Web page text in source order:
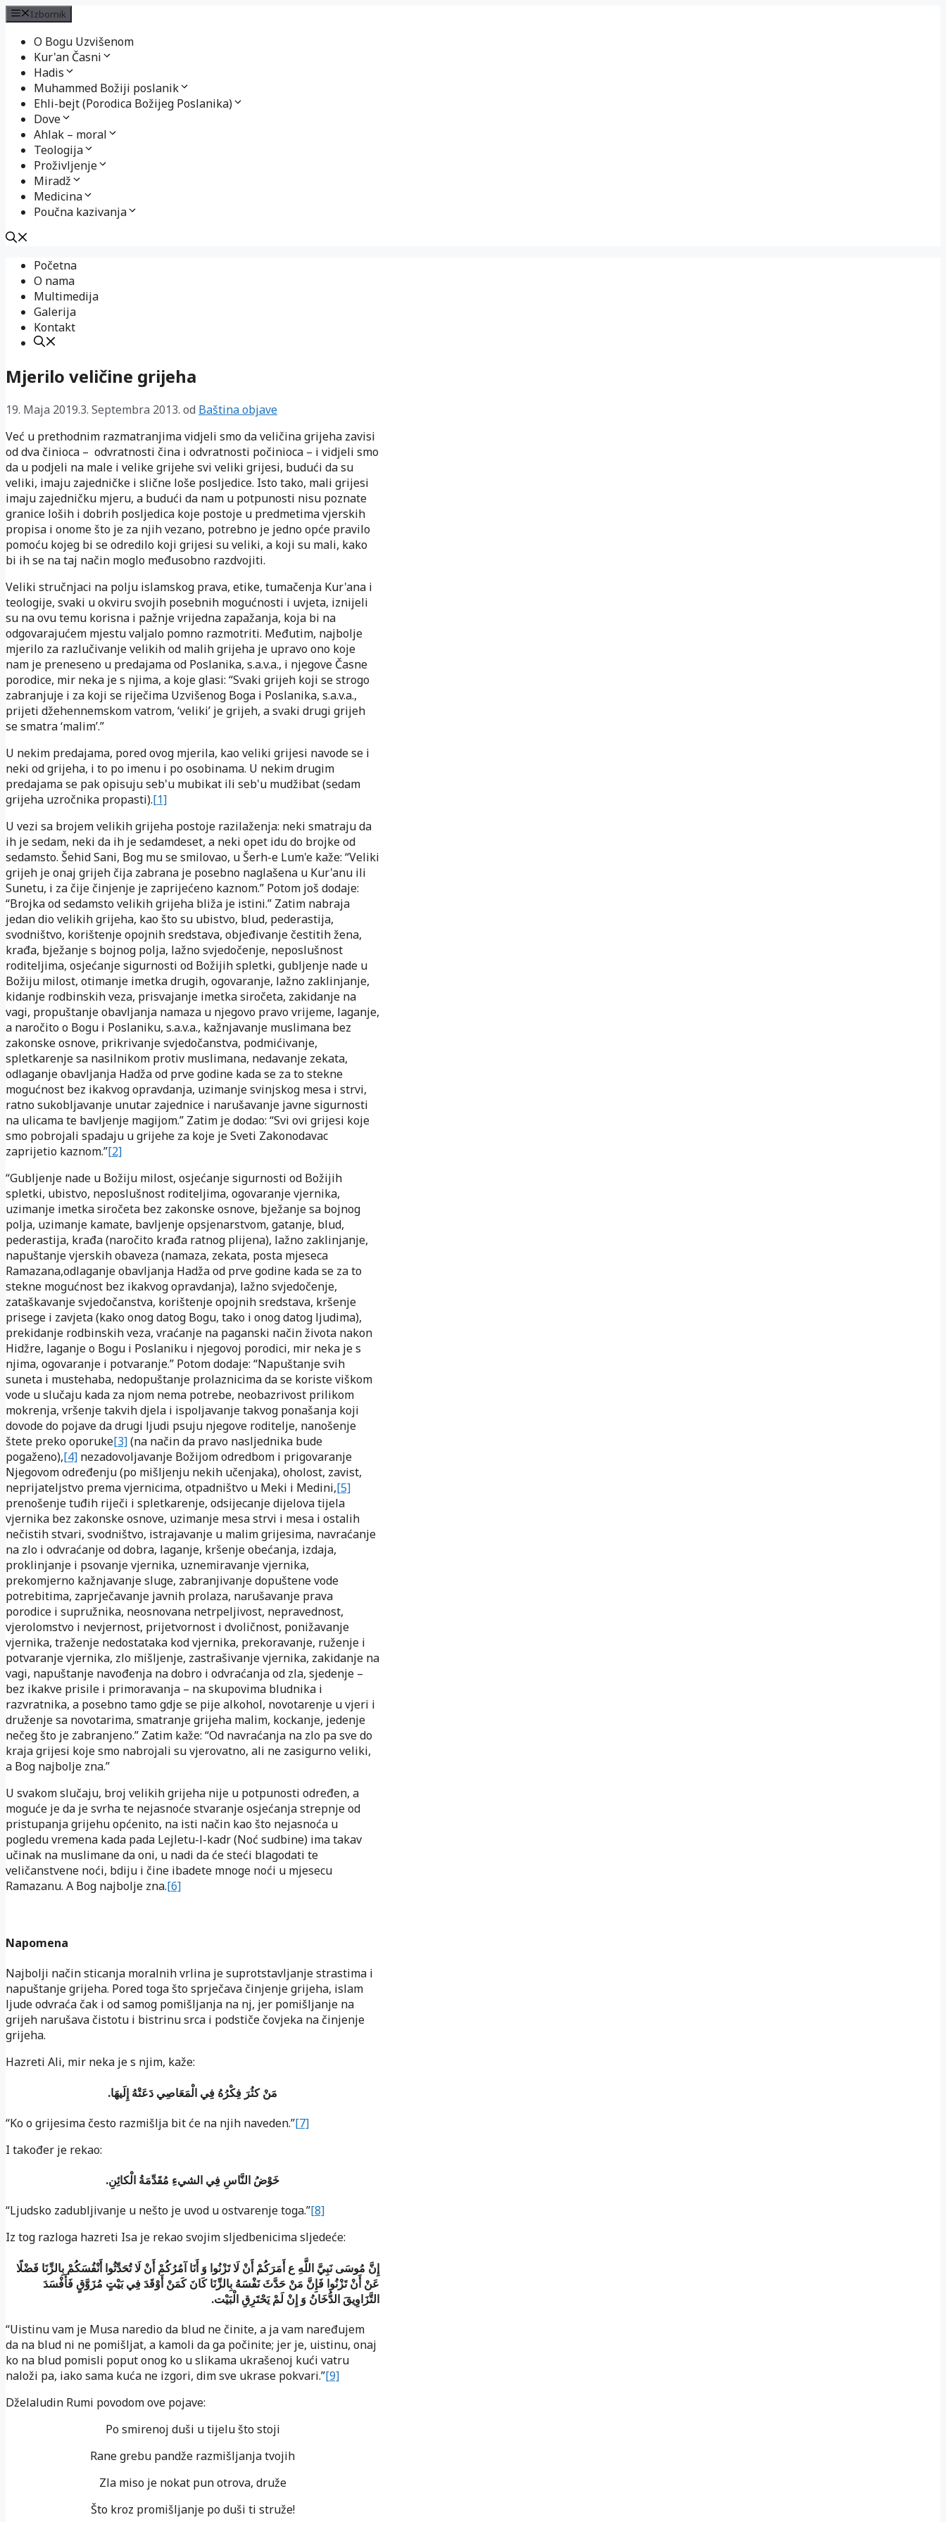
Izbornik
O Bogu Uzvišenom
Kur'an Časni
Hadis
Muhammed Božiji poslanik
Ehli-bejt (Porodica Božijeg Poslanika)
Dove
Ahlak – moral
Teologija
Proživljenje
Miradž
Medicina
Poučna kazivanja
sadržaj
Početna
O nama
Multimedija
Galerija
Kontakt
Mjerilo veličine grijeha
19. Maja 2019.3. Septembra 2013. od Baština objave
Već u prethodnim razmatranjima vidjeli smo da veličina grijeha zavisi
od dva činioca – odvratnosti čina i odvratnosti počinioca – i vidjeli smo
da u podjeli na male i velike grijehe svi veliki grijesi, budući da su
veliki, imaju zajedničke i slične loše posljedice. Isto tako, mali grijesi
imaju zajedničku mjeru, a budući da nam u potpunosti nisu poznate
granice loših i dobrih posljedica koje postoje u predmetima vjerskih
propisa i onome što je za njih vezano, potrebno je jedno opće pravilo
pomoću kojeg bi se odredilo koji grijesi su veliki, a koji su mali, kako
bi ih se na taj način moglo međusobno razdvojiti.
Veliki stručnjaci na polju islamskog prava, etike, tumačenja Kur'ana i
teologije, svaki u okviru svojih posebnih mogućnosti i uvjeta, iznijeli
su na ovu temu korisna i pažnje vrijedna zapažanja, koja bi na
odgovarajućem mjestu valjalo pomno razmotriti. Međutim, najbolje
mjerilo za razlučivanje velikih od malih grijeha je upravo ono koje
nam je preneseno u predajama od Poslanika, s.a.v.a., i njegove Časne
porodice, mir neka je s njima, a koje glasi: “Svaki grijeh koji se strogo
zabranjuje i za koji se riječima Uzvišenog Boga i Poslanika, s.a.v.a.,
prijeti džehennemskom vatrom, ‘veliki’ je grijeh, a svaki drugi grijeh
se smatra ‘malim’.”
U nekim predajama, pored ovog mjerila, kao veliki grijesi navode se i
neki od grijeha, i to po imenu i po osobinama. U nekim drugim
predajama se pak opisuju seb'u mubikat ili seb'u mudžibat (sedam
grijeha uzročnika propasti).[1]
U vezi sa brojem velikih grijeha postoje razilaženja: neki smatraju da
ih je sedam, neki da ih je sedamdeset, a neki opet idu do brojke od
sedamsto. Šehid Sani, Bog mu se smilovao, u Šerh-e Lum'e kaže: “Veliki
grijeh je onaj grijeh čija zabrana je posebno naglašena u Kur'anu ili
Sunetu, i za čije činjenje je zaprijećeno kaznom.” Potom još dodaje:
“Brojka od sedamsto velikih grijeha bliža je istini.” Zatim nabraja
jedan dio velikih grijeha, kao što su ubistvo, blud, pederastija,
svodništvo, korištenje opojnih sredstava, objeđivanje čestitih žena,
krađa, bježanje s bojnog polja, lažno svjedočenje, neposlušnost
roditeljima, osjećanje sigurnosti od Božijih spletki, gubljenje nade u
Božiju milost, otimanje imetka drugih, ogovaranje, lažno zaklinjanje,
kidanje rodbinskih veza, prisvajanje imetka siročeta, zakidanje na
vagi, propuštanje obavljanja namaza u njegovo pravo vrijeme, laganje,
a naročito o Bogu i Poslaniku, s.a.v.a., kažnjavanje muslimana bez
zakonske osnove, prikrivanje svjedočanstva, podmićivanje,
spletkarenje sa nasilnikom protiv muslimana, nedavanje zekata,
odlaganje obavljanja Hadža od prve godine kada se za to stekne
mogućnost bez ikakvog opravdanja, uzimanje svinjskog mesa i strvi,
ratno sukobljavanje unutar zajednice i narušavanje javne sigurnosti
na ulicama te bavljenje magijom.” Zatim je dodao: “Svi ovi grijesi koje
smo pobrojali spadaju u grijehe za koje je Sveti Zakonodavac
zaprijetio kaznom.”[2]
“Gubljenje nade u Božiju milost, osjećanje sigurnosti od Božijih
spletki, ubistvo, neposlušnost roditeljima, ogovaranje vjernika,
uzimanje imetka siročeta bez zakonske osnove, bježanje sa bojnog
polja, uzimanje kamate, bavljenje opsjenarstvom, gatanje, blud,
pederastija, krađa (naročito krađa ratnog plijena), lažno zaklinjanje,
napuštanje vjerskih obaveza (namaza, zekata, posta mjeseca
Ramazana,odlaganje obavljanja Hadža od prve godine kada se za to
stekne mogućnost bez ikakvog opravdanja), lažno svjedočenje,
zataškavanje svjedočanstva, korištenje opojnih sredstava, kršenje
prisege i zavjeta (kako onog datog Bogu, tako i onog datog ljudima),
prekidanje rodbinskih veza, vraćanje na paganski način života nakon
Hidžre, laganje o Bogu i Poslaniku i njegovoj porodici, mir neka je s
njima, ogovaranje i potvaranje.” Potom dodaje: “Napuštanje svih
suneta i mustehaba, nedopuštanje prolaznicima da se koriste viškom
vode u slučaju kada za njom nema potrebe, neobazrivost prilikom
mokrenja, vršenje takvih djela i ispoljavanje takvog ponašanja koji
dovode do pojave da drugi ljudi psuju njegove roditelje, nanošenje
štete preko oporuke[3](na način da pravo nasljednika bude
pogaženo),[4] nezadovoljavanje Božijom odredbom i prigovaranje
Njegovom određenju (po mišljenju nekih učenjaka), oholost, zavist,
neprijateljstvo prema vjernicima, otpadništvo u Meki i Medini,[5]
prenošenje tuđih riječi i spletkarenje, odsijecanje dijelova tijela
vjernika bez zakonske osnove, uzimanje mesa strvi i mesa i ostalih
nečistih stvari, svodništvo, istrajavanje u malim grijesima, navraćanje
na zlo i odvraćanje od dobra, laganje, kršenje obećanja, izdaja,
proklinjanje i psovanje vjernika, uznemiravanje vjernika,
prekomjerno kažnjavanje sluge, zabranjivanje dopuštene vode
potrebitima, zaprječavanje javnih prolaza, narušavanje prava
porodice i supružnika, neosnovana netrpeljivost, nepravednost,
vjerolomstvo i nevjernost, prijetvornost i dvoličnost, ponižavanje
vjernika, traženje nedostataka kod vjernika, prekoravanje, ruženje i
potvaranje vjernika, zlo mišljenje, zastrašivanje vjernika, zakidanje na
vagi, napuštanje navođenja na dobro i odvraćanja od zla, sjedenje –
bez ikakve prisile i primoravanja – na skupovima bludnika i
razvratnika, a posebno tamo gdje se pije alkohol, novotarenje u vjeri i
druženje sa novotarima, smatranje grijeha malim, kockanje, jedenje
nečeg što je zabranjeno.” Zatim kaže: “Od navraćanja na zlo pa sve do
kraja grijesi koje smo nabrojali su vjerovatno, ali ne zasigurno veliki,
a Bog najbolje zna.”
U svakom slučaju, broj velikih grijeha nije u potpunosti određen, a
moguće je da je svrha te nejasnoće stvaranje osjećanja strepnje od
pristupanja grijehu općenito, na isti način kao što nejasnoća u
pogledu vremena kada pada Lejletu-l-kadr (Noć sudbine) ima takav
učinak na muslimane da oni, u nadi da će steći blagodati te
veličanstvene noći, bdiju i čine ibadete mnoge noći u mjesecu
Ramazanu. A Bog najbolje zna.[6]
Napomena
Najbolji način sticanja moralnih vrlina je suprotstavljanje strastima i
napuštanje grijeha. Pored toga što sprječava činjenje grijeha, islam
ljude odvraća čak i od samog pomišljanja na nj, jer pomišljanje na
grijeh narušava čistotu i bistrinu srca i podstiče čovjeka na činjenje
grijeha.
Hazreti Ali, mir neka je s njim, kaže:
مَنْ كثُرَ فِكْرُهُ فِي الْمَعَاصِي دَعَتْهُ إِلَيهَا.
“Ko o grijesima često razmišlja bit će na njih naveden.”[7]
I također je rekao:
خَوْضُ النَّاسِ فِي الشي‏ءِ مُقَدِّمَةُ الْكائِنِ.
“Ljudsko zadubljivanje u nešto je uvod u ostvarenje toga.”[8]
Iz tog razloga hazreti Isa je rekao svojim sljedbenicima sljedeće:
إِنَّ مُوسَى نَبِيَّ اللَّهِ ع أَمَرَكُمْ أَنْ لَا تَزْنُوا وَ أَنَا آمُرُكُمْ أَنْ لَا تُحَدِّثُوا أَنْفُسَكُمْ بِالزِّنَا فَضْلًا
عَنْ أَنْ تَزْنُوا فَإِنَّ مَنْ حَدَّثَ نَفْسَهُ بِالزِّنَا كَانَ كَمَنْ أَوْقَدَ فِي بَيْتٍ مُزَوَّقٍ فَأَفْسَدَ
التَّزَاوِيقَ الدُّخَانُ وَ إِنْ لَمْ يَحْتَرِقِ الْبَيْت.
“Uistinu vam je Musa naredio da blud ne činite, a ja vam naređujem
da na blud ni ne pomišljat, a kamoli da ga počinite; jer je, uistinu, onaj
ko na blud pomisli poput onog ko u slikama ukrašenoj kući vatru
naloži pa, iako sama kuća ne izgori, dim sve ukrase pokvari.”[9]
Dželaludin Rumi povodom ove pojave:
Po smirenoj duši u tijelu što stoji
Rane grebu pandže razmišljanja tvojih
Zla miso je nokat pun otrova, druže
Što kroz promišljanje po duši ti struže!